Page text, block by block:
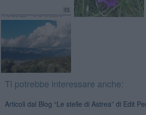
Ti potrebbe interessare anche:
Articoli dal Blog “Le stelle di Astrea” di Edit